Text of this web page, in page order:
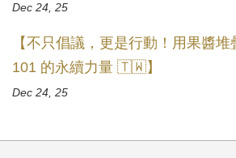
Dec 24, 25
【不只倡議，更是行動！用果醬
101 的永續力量 🇹🇼】
Dec 24, 25